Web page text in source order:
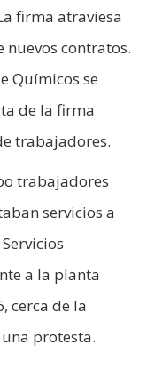
firma atraviesa
contratos.
Químicos se
de la firma
trabajadores.
trabajadores
servicios a
a la planta
cerca de la
protesta.